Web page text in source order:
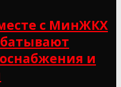
с МинЖКХ
и